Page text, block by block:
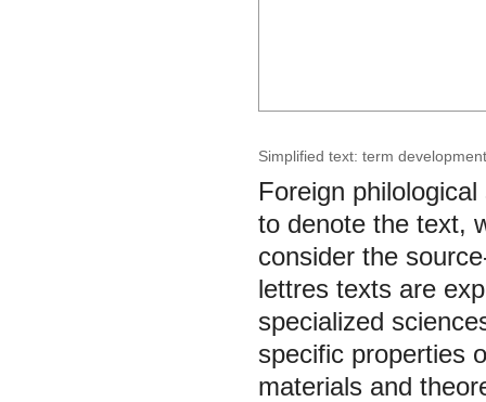
Simplified text: term development
Foreign
to denote the text,
consider the
lettres texts are
specialized
specific properties
materials and